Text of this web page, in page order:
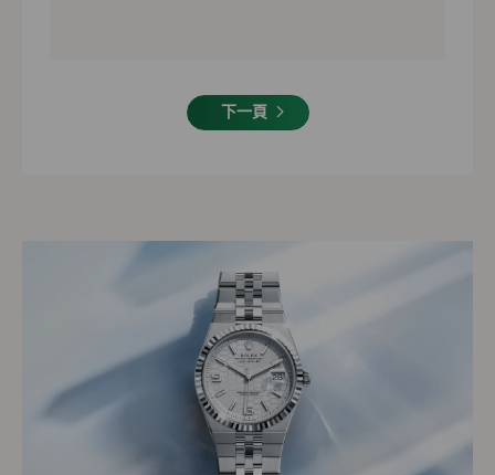
下一頁